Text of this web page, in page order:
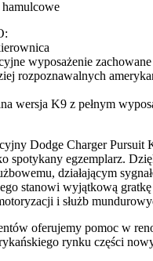
wyposażenie
rozpoznawalnych
wersja K9 z pełnym
Dodge Charger Pursuit
spotykany egzemplarz.
działającym
stanowi wyjątkową
i służb
oferujemy pomoc w
rynku części